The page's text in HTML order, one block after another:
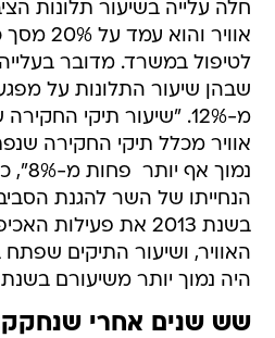
חלה עלייה בשיעור תלונות
אוויר
לטיפול במשרד. מדובר
שבהן שיעור התלונות על
מ-12%. "שיעור תיקי
אוויר מכלל תיקי החקירה
נמוך
הנחייתו של השר להגנת
בשנת 2013 את
האוויר, ושיעור התיקים
היה נמוך יותר משיעורם בשנת 2012".
שש שנים אחרי שנחקק: